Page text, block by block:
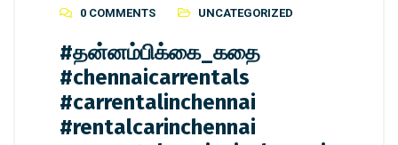
0 COMMENTS UNCATEGORIZED
#தன்னம்பிக்கை_கதை
#chennaicarrentals
#carrentalinchennai
#rentalcarinchennai